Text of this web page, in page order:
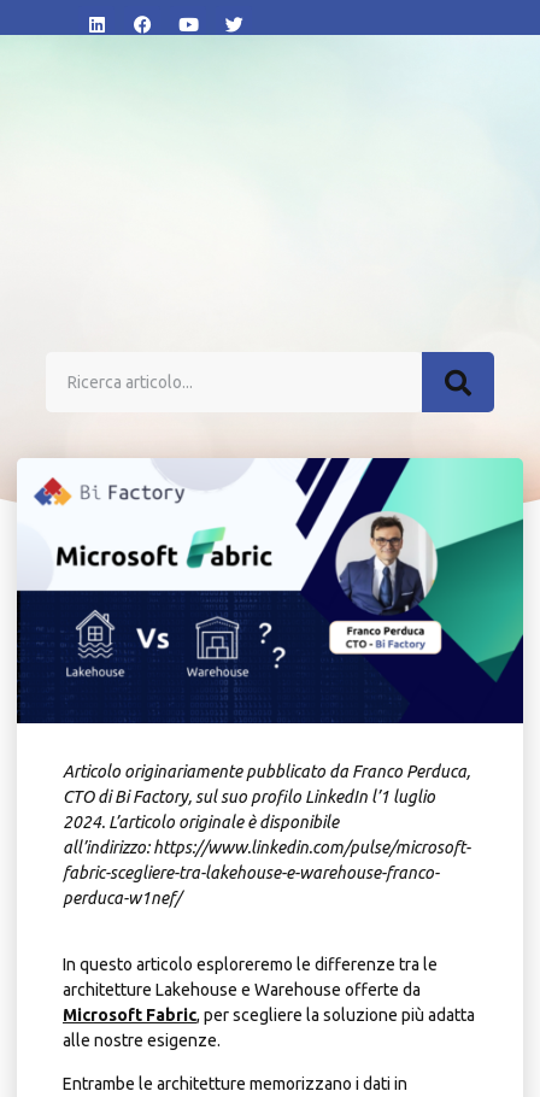
Articolo originariamente pubblicato da Franco Perduca,
CTO di Bi Factory, sul suo profilo LinkedIn l’1 luglio
2024. L’articolo originale è disponibile
all’indirizzo:https://www.linkedin.com/pulse/microsoft-
fabric-scegliere-tra-lakehouse-e-warehouse-franco-
perduca-w1nef/
In questo articolo esploreremo le differenze tra le
architetture Lakehouse e Warehouse offerte da
Microsoft Fabric, per scegliere la soluzione più adatta
alle nostre esigenze.
Entrambe le architetture memorizzano i dati in